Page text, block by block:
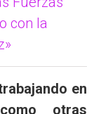
con la
en
otras